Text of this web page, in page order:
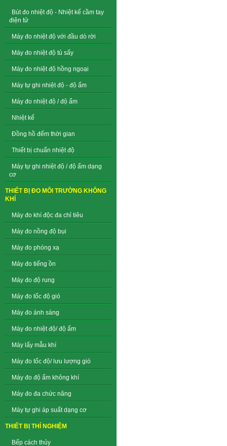
Bút đo nhiệt độ - Nhiệt kế cầm tay
điện tử
Máy đo nhiệt độ với đầu dò rời
Máy đo nhiệt độ tủ sấy
Máy đo nhiệt độ hồng ngoại
Máy tự ghi nhiệt độ - độ ẩm
Máy đo nhiệt độ / độ ẩm
Nhiệt kế
Đồng hồ đếm thời gian
Thiết bị chuẩn nhiệt độ
Máy tự ghi nhiệt độ / độ ẩm dạng
cơ
THIẾT BỊ ĐO MÔI TRƯỜNG KHÔNG
KHÍ
Máy đo khí độc đa chỉ tiêu
Máy đo nồng độ bụi
Máy đo phóng xạ
Máy đo tiếng ồn
Máy đo độ rung
Máy đo tốc độ gió
Máy đo ánh sáng
Máy đo nhiệt độ/ độ ẩm
Máy lấy mẫu khí
Máy đo tốc độ/ lưu lượng gió
Máy đo độ ẩm không khí
Máy đo đa chức năng
Máy tự ghi áp suất dạng cơ
THIẾT BỊ THÍ NGHIỆM
Bếp cách thủy